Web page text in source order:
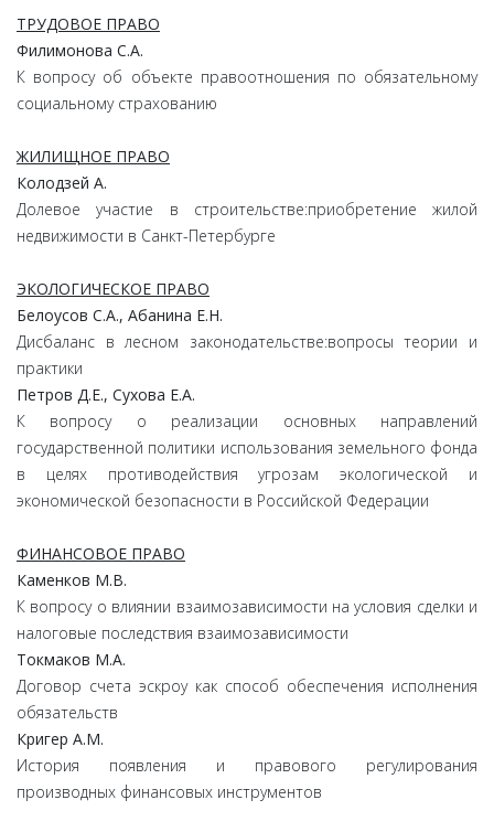
ТРУДОВОЕ ПРАВО
Филимонова С.А.
К вопросу об объекте правоотношения по обязательному
социальному страхованию
ЖИЛИЩНОЕ ПРАВО
Колодзей А.
Долевое участие в строительстве:приобретение жилой
недвижимости в Санкт-Петербурге
ЭКОЛОГИЧЕСКОЕ ПРАВО
Белоусов С.А., Абанина Е.Н.
Дисбаланс в лесном законодательстве:вопросы теории и
практики
Петров Д.Е., Сухова Е.А.
К вопросу о реализации основных направлений
государственной политики использования земельного фонда
в целях противодействия угрозам экологической и
экономической безопасности в Российской Федерации
ФИНАНСОВОЕ ПРАВО
Каменков М.В.
К вопросу о влиянии взаимозависимости на условия сделки и
налоговые последствия взаимозависимости
Токмаков М.А.
Договор счета эскроу как способ обеспечения исполнения
обязательств
Кригер А.М.
История появления и правового регулирования
производных финансовых инструментов